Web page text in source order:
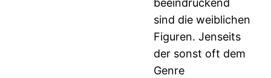
beeindruckend
sind die weiblichen
Figuren. Jenseits
der sonst oft dem
Genre